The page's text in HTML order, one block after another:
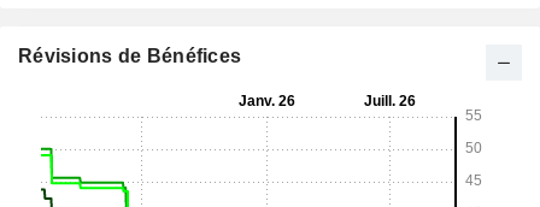
Révisions de Bénéfices